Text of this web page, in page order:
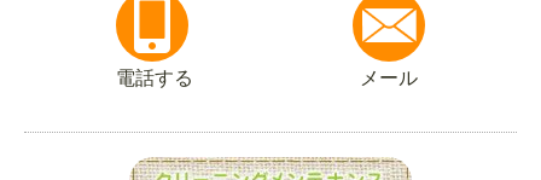
電話する メール